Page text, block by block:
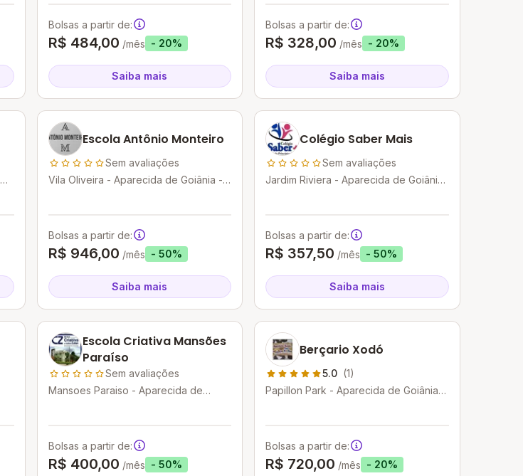
Bolsas a partir de:
R$ 484,00 /mês - 20%
Saiba mais
Bolsas a partir de:
R$ 328,00 /mês - 20%
Saiba mais
Escola Antônio Monteiro
Sem avaliações
Vila Oliveira - Aparecida de Goiânia -
Bolsas a partir de:
R$ 946,00 /mês - 50%
Saiba mais
Colégio Saber Mais
Sem avaliações
Jardim Riviera - Aparecida de Goiânia
Bolsas a partir de:
R$ 357,50 /mês - 50%
Saiba mais
Escola Criativa Mansões
Paraíso
Sem avaliações
Mansoes Paraiso - Aparecida de
Bolsas a partir de:
R$ 400,00 /mês - 50%
Berçario Xodó
5.0 (1)
Papillon Park - Aparecida de Goiânia -
Bolsas a partir de:
R$ 720,00 /mês - 20%